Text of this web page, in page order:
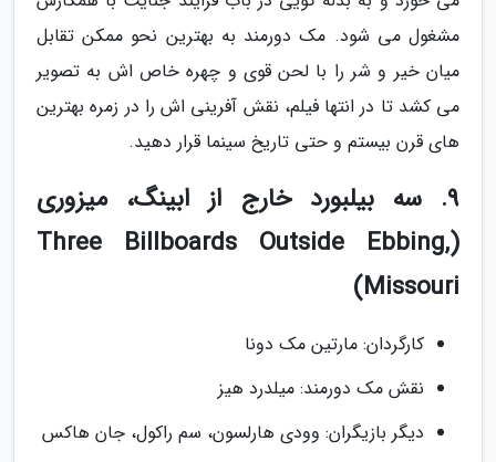
مشغول می شود. مک دورمند به بهترین نحو ممکن تقابل
میان خیر و شر را با لحن قوی و چهره خاص اش به تصویر
می کشد تا در انتها فیلم، نقش آفرینی اش را در زمره بهترین
های قرن بیستم و حتی تاریخ سینما قرار دهید.
9. سه بیلبورد خارج از ابینگ، میزوری
(Three Billboards Outside Ebbing,
Missouri)
کارگردان: مارتین مک دونا
نقش مک دورمند: میلدرد هیز
دیگر بازیگران: وودی هارلسون، سم راکول، جان هاکس